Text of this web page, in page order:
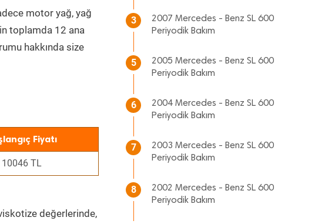
motor yağ, yağ
toplamda 12 ana
hakkında size
Fiyatı
10046 TL
değerlerinde,
3
2007 Mercedes - Benz SL 600
Periyodik Bakım
5
2005 Mercedes - Benz SL 600
Periyodik Bakım
6
2004 Mercedes - Benz SL 600
Periyodik Bakım
7
2003 Mercedes - Benz SL 600
Periyodik Bakım
8
2002 Mercedes - Benz SL 600
Periyodik Bakım